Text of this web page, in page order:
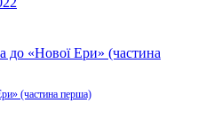
(частина перша)